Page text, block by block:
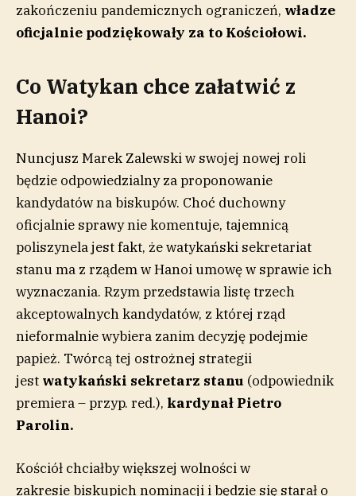
zakończeniu pandemicznych ograniczeń, władze
oficjalnie podziękowały za to Kościołowi.
Co Watykan chce załatwić z
Hanoi?
Nuncjusz Marek Zalewski w swojej nowej roli
będzie odpowiedzialny za proponowanie
kandydatów na biskupów. Choć duchowny
oficjalnie sprawy nie komentuje, tajemnicą
poliszynela jest fakt, że watykański sekretariat
stanu ma z rządem w Hanoi umowę w sprawie ich
wyznaczania. Rzym przedstawia listę trzech
akceptowalnych kandydatów, z której rząd
nieformalnie wybiera zanim decyzję podejmie
papież. Twórcą tej ostrożnej strategii
jest watykański sekretarz stanu (odpowiednik
premiera – przyp. red.), kardynał Pietro
Parolin.
Kościół chciałby większej wolności w
zakresie biskupich nominacji i będzie się starał o